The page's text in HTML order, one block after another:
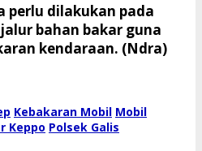
perlu dilakukan pada
bahan bakar guna
kendaraan. (Ndra)
Kebakaran Mobil Mobil
Keppo Polsek Galis